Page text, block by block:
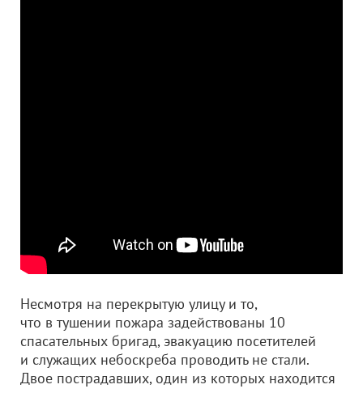
Несмотря на перекрытую улицу и то,
что в тушении пожара задействованы 10
спасательных бригад, эвакуацию посетителей
и служащих небоскреба проводить не стали.
Двое пострадавших, один из которых находится